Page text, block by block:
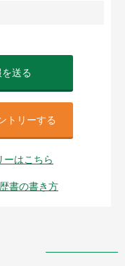
を送る
トリーする
ーはこちら
書の書き方